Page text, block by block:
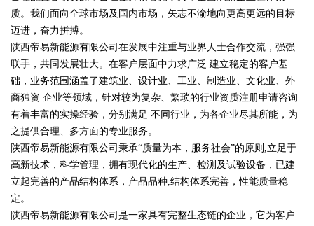
质。我们面向全球市场及国内市场，矢志不渝地向更高更远的目标
迈进，奋力拼搏。
陕西帝易新能源有限公司在发展中注重与业界人士合作交流，强强
联手，共同发展壮大。在客户层面中力求广泛 建立稳定的客户基
础，业务范围涵盖了建筑业、设计业、工业、制造业、文化业、外
商独资 企业等领域，针对较为复杂、繁琐的行业资质注册申请咨询
有着丰富的实操经验，分别满足 不同行业，为各企业尽其所能，为
之提供合理、多方面的专业服务。
陕西帝易新能源有限公司秉承“质量为本，服务社会”的原则,立足于
高新技术，科学管理，拥有现代化的生产、检测及试验设备，已建
立起完善的产品结构体系，产品品种,结构体系完善，性能质量稳
定。
陕西帝易新能源有限公司是一家具有完整生态链的企业，它为客户